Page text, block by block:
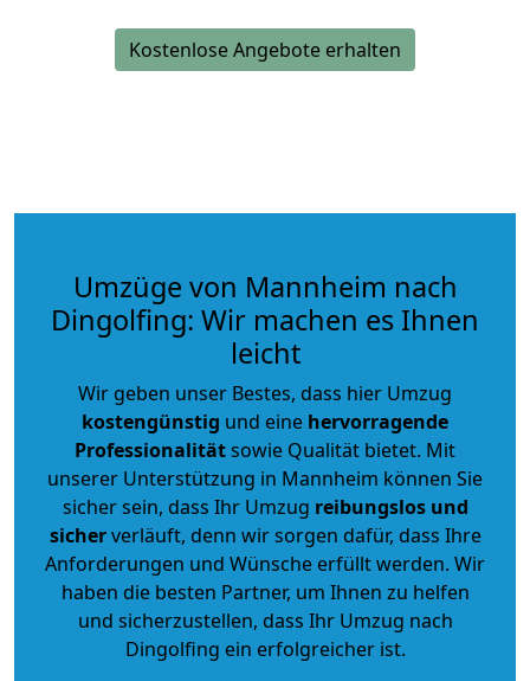
Kostenlose Angebote erhalten
Umzüge von Mannheim nach
Dingolfing: Wir machen es Ihnen
leicht
Wir geben unser Bestes, dass hier Umzug
kostengünstig und eine hervorragende
Professionalitätsowie Qualität bietet. Mit
unserer Unterstützung in Mannheim können Sie
sicher sein, dass Ihr Umzug reibungslos und
sicherverläuft, denn wir sorgen dafür, dass Ihre
Anforderungen und Wünsche erfüllt werden. Wir
haben die besten Partner, um Ihnen zu helfen
und sicherzustellen, dass Ihr Umzug nach
Dingolfing ein erfolgreicher ist.